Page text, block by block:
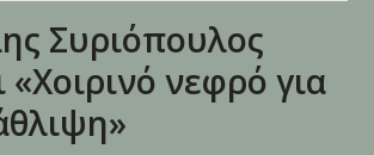
Συριόπουλος
«Xοιρινό νεφρό για